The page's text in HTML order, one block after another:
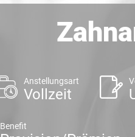
Anstellungsart
Vollzeit
Benefit